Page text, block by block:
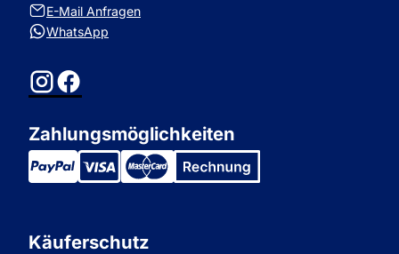
E-Mail Anfragen
WhatsApp
InstagramFacebook
Zahlungsmöglichkeiten
Käuferschutz